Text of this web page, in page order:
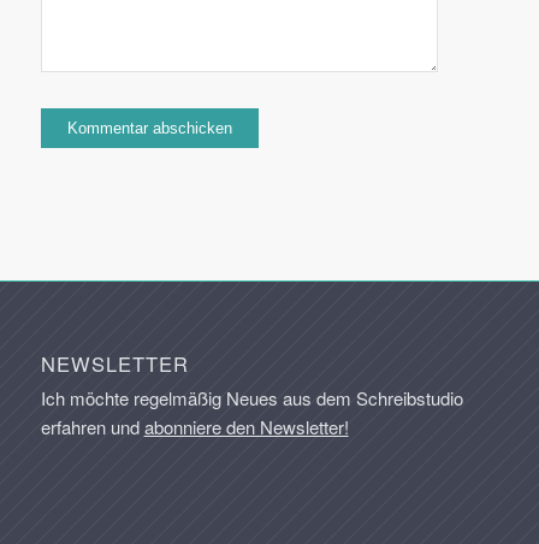
NEWSLETTER
Ich möchte regelmäßig Neues aus dem Schreibstudio
erfahren undabonniere den Newsletter!